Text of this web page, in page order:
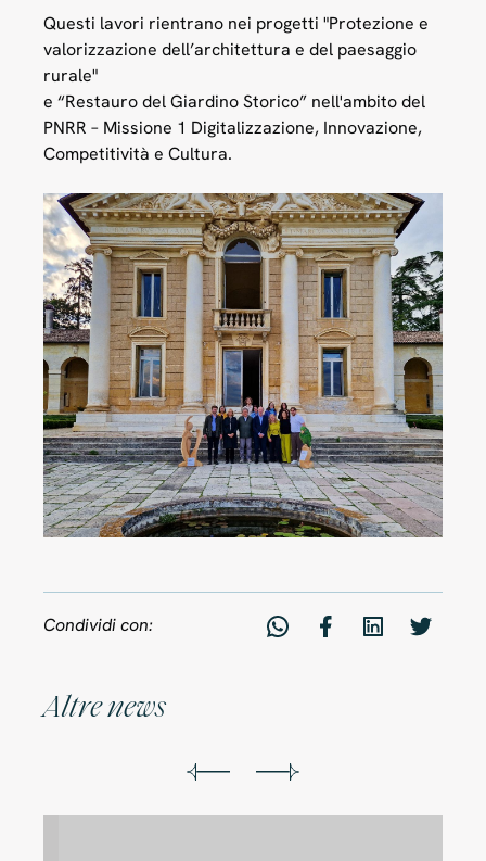
Questi lavori rientrano nei progetti "Protezione e
valorizzazione dell’architettura e del paesaggio
rurale"
e “Restauro del Giardino Storico” nell'ambito del
PNRR – Missione 1 Digitalizzazione, Innovazione,
Competitività e Cultura.
Condividi con:
Altrenews